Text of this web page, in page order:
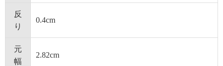
反
り
0.4cm
元
幅
2.82cm